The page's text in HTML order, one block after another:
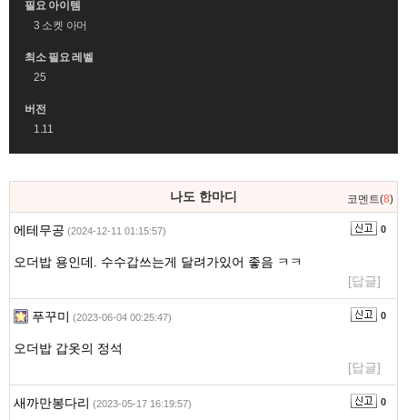
필요 아이템
3 소켓 아머
최소 필요 레벨
25
버전
1.11
댓
영
나도 한마디 코멘트(8)
에테무공 (2024-12-11 01:15:57) 0
오더밥 용인데. 수수갑쓰는게 달려가있어 좋음 ㅋㅋ
[답글]
푸꾸미 (2023-06-04 00:25:47) 0
오더밥 갑옷의 정석
[답글]
새까만봉다리 (2023-05-17 16:19:57) 0